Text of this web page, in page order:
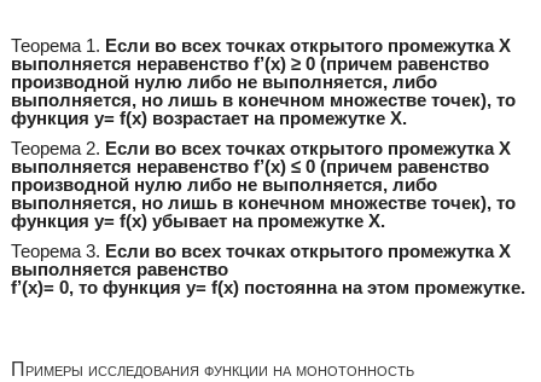
Теорема 1. Если во всех точках открытого промежутка Х
выполняется неравенство f’(x) ≥ 0 (причем равенство
производной нулю либо не выполняется, либо
выполняется, но лишь в конечном множестве точек), то
функция y= f(x) возрастает на промежутке Х.
Теорема 2. Если во всех точках открытого промежутка Х
выполняется неравенство f’(x) ≤ 0 (причем равенство
производной нулю либо не выполняется, либо
выполняется, но лишь в конечном множестве точек), то
функция y= f(x) убывает на промежутке Х.
Теорема 3. Если во всех точках открытого промежутка Х
выполняется равенство
f’(x)= 0, то функция y= f(x) постоянна на этом промежутке.
Примеры исследования функции на монотонность